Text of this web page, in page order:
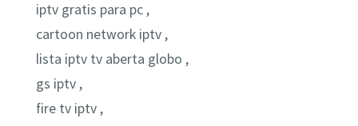
iptv gratis para pc ,
cartoon network iptv ,
lista iptv tv aberta globo ,
gs iptv ,
fire tv iptv ,